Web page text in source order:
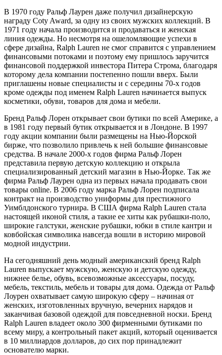
В 1970 году Ральф Лаурен даже получил дизайнерскую
награду Coty Award, за одну из своих мужских коллекций. В
1971 году начала производится и продаваться и женская
линия одежды. Но несмотря на ошеломляющие успехи в
сфере дизайна, Ralph Lauren не смог справится с управлением
финансовыми потоками и поэтому ему пришлось заручится
финансовой поддержкой инвестора Питера Строма, благодаря
которому дела компании постепенно пошли вверх. Были
приглашены новые специалисты и с середины 70-х годов
кроме одежды под именем Ralph Lauren начинается выпуск
косметики, обуви, товаров для дома и мебели.
Бренд Ральф Лорен открывает свои бутики по всей Америке, а
в 1981 году первый бутик открывается и в Лондоне. В 1997
году акции компании были размещены на Нью-Йорской
бирже, что позволило привлечь к ней большие финансовые
средства. В начале 2000-х годов фирма Ральф Лорен
представила первую детскую коллекцию и открыла
специализированный детский магазин в Нью-Йорке. Так же
фирма Ральф Лаурен одна из первых начала продавать свои
товары online. В 2006 году марка Ральф Лорен подписала
контракт на производство униформы для престижного
Уимблдонского турнира. В США фирма Ralph Lauren стала
настоящей иконой стиля, а такие ее хиты как рубашки-поло,
широкие галстуки, женские рубашки, юбки в стиле кантри и
ковбойская символика навсегда вошли в историю мировой
модной индустрии.
На сегодняшний день модный американский бренд Ralph
Lauren выпускает мужскую, женскую и детскую одежду,
нижнее белье, обувь, всевозможные аксессуары, посуду,
мебель, текстиль, мебель и товары для дома. Одежда от Ральф
Лоурен охватывает самую широкую сферу – начиная от
женских, изготовленных вручную, вечерних нарядов и
заканчивая базовой одеждой для повседневной носки. Бренд
Ralph Lauren владеет около 300 фирменными бутиками по
всему миру, а контрольный пакет акций, который оценивается
в 10 миллиардов долларов, до сих пор принадлежит
основателю марки.